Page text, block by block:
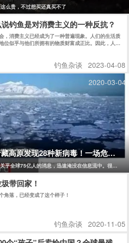
么贵，不过想买还真买不了
钓鱼是对消费主义的一种反抗？
，消费主义已经成为了一种普遍现象。人们的生活质
位似乎与他们所拥有的物质财富成正比。因此，人们
，它是对消费主义的反抗。 图片 首先，钓鱼并不
受到钓鱼的乐趣。相比于其他娱乐活动，钓鱼的成本要
且，钓鱼的过程中，人们可以感受到大自然的美丽和
让人们放松身心，释放压力，远离城市的喧嚣和污
好地保护环境和生态系统。在钓鱼的过程中，人们需
的生态习性、饵料的选择和使用，以及天气的变化对
等等。这些知识都需要在实践中逐渐掌握，而且需要
和研究。通过钓鱼，人们可以更加深入地了解生态系
更好地保护和利用自然资源。 最后，钓鱼的过程
消费主义的过程。钓鱼需要耐心和毅力，需要等待和
逐渐掌握技巧和经验。这些都是与现代消费主义追求
心态相反的。钓鱼者需要学会等待和放慢节奏，需要
程而非结果，需要学会与自然界和谐相处而非依赖人
物品。这些习惯和价值观可以帮助人们摆脱消费主义
求精神上的自由和独立。
钓鱼杂谈 2023-04-08
2020-03-04
高原发现28种新病毒！一场危及75
乎全球75亿人的消息，迅速淹没在信息流中。很少有
带回家！
角落，已经变成了这个样子！
钓鱼杂谈 2020-11-05